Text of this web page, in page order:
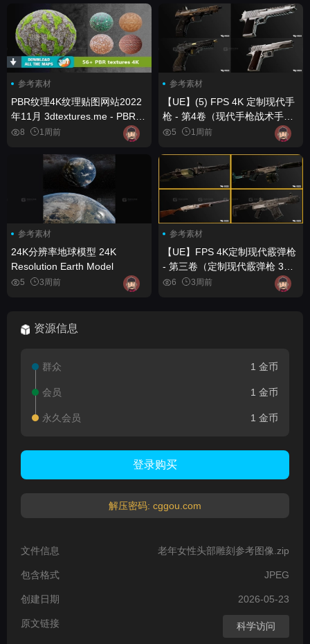
参考素材
PBR纹理4K纹理贴图网站2022
年11月 3dtextures.me - PBR
textures 4K (November 2022)
8 1周前
参考素材
【UE】(5) FPS 4K 定制现代手
枪 - 第4卷（现代手枪战术手
枪） (5) FPS 4K Custom
Modern Handguns - VOL.4 (
Pistols )
5 1周前
参考素材
24K分辨率地球模型 24K
Resolution Earth Model
5 3周前
参考素材
【UE】FPS 4K定制现代霰弹枪
- 第三卷（定制现代霰弹枪 3D
武器模型） FPS 4K Custom
6 3周前
资源信息
群众 1 金币
会员 1 金币
永久会员 1 金币
登录购买
解压密码: cggou.com
文件信息 老年女性头部雕刻参考图像.zip
包含格式 JPEG
创建日期 2026-05-23
原文链接 科学访问